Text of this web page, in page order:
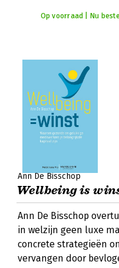
Op voorraad | Nu
Ann De Bisschop
Wellbeing is
Ann De Bisschop
in welzijn geen luxe
concrete strategieën
vervangen door